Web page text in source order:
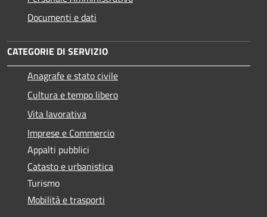
Documenti e dati
CATEGORIE DI SERVIZIO
Anagrafe e stato civile
Cultura e tempo libero
Vita lavorativa
Imprese e Commercio
Appalti pubblici
Catasto e urbanistica
Turismo
Mobilità e trasporti